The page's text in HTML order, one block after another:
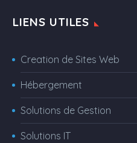
LIENS UTILES
Creation de Sites Web
Hébergement
Solutions de Gestion
Solutions IT